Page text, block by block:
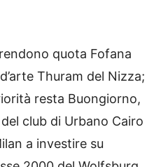
quota Fofana
Thuram del Nizza;
resta Buongiorno,
club di Urbano Cairo
a investire su